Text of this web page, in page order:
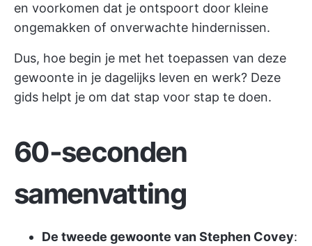
en voorkomen dat je ontspoort door kleine
ongemakken of onverwachte hindernissen.
Dus, hoe begin je met het toepassen van deze
gewoonte in je dagelijks leven en werk? Deze
gids helpt je om dat stap voor stap te doen.
60-seconden
samenvatting
De tweede gewoonte van Stephen Covey: